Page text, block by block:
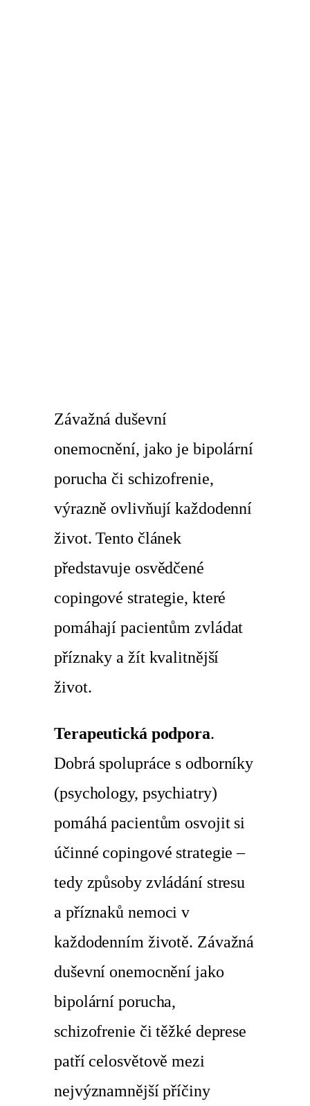
Závažná duševní
onemocnění, jako je bipolární
porucha či schizofrenie,
výrazně ovlivňují každodenní
život. Tento článek
představuje osvědčené
copingové strategie, které
pomáhají pacientům zvládat
příznaky a žít kvalitnější
život.
Terapeutická podpora.
Dobrá spolupráce s odborníky
(psychology, psychiatry)
pomáhá pacientům osvojit si
účinné copingové strategie –
tedy způsoby zvládání stresu
a příznaků nemoci v
každodenním životě. Závažná
duševní onemocnění jako
bipolární porucha,
schizofrenie či těžké deprese
patří celosvětově mezi
nejvýznamnější příčiny